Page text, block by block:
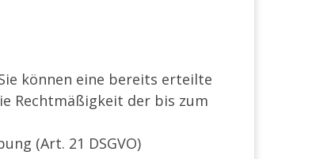
können eine bereits erteilte
Rechtmäßigkeit der bis zum
(Art. 21 DSGVO)